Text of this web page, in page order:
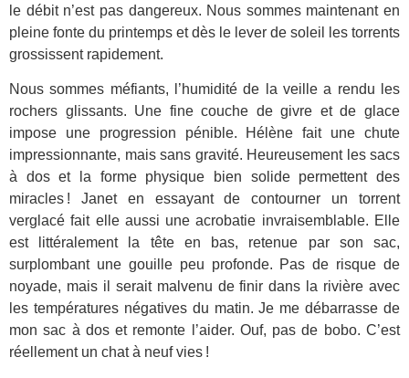
le débit n’est pas dangereux. Nous sommes maintenant en
pleine fonte du printemps et dès le lever de soleil les torrents
grossissent rapidement.
Nous sommes méfiants, l’humidité de la veille a rendu les
rochers glissants. Une fine couche de givre et de glace
impose une progression pénible. Hélène fait une chute
impressionnante, mais sans gravité. Heureusement les sacs
à dos et la forme physique bien solide permettent des
miracles ! Janet en essayant de contourner un torrent
verglacé fait elle aussi une acrobatie invraisemblable. Elle
est littéralement la tête en bas, retenue par son sac,
surplombant une gouille peu profonde. Pas de risque de
noyade, mais il serait malvenu de finir dans la rivière avec
les températures négatives du matin. Je me débarrasse de
mon sac à dos et remonte l’aider. Ouf, pas de bobo. C’est
réellement un chat à neuf vies !